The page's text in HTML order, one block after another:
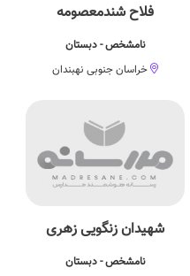
فلاح شندمعصومه
نامشخص - دبستان
خراسان جنوبی نهبندان
شهیدان زنگویی زهری
نامشخص - دبستان